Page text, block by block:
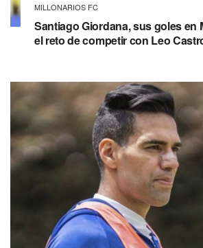
MILLONARIOS FC
Santiago Giordana, sus goles en
el reto de competir con Leo